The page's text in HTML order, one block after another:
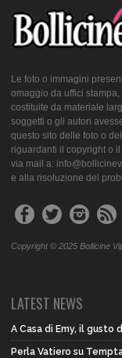
Le foto o immagini
omaggio da uffici
costituite da materiale
soggetti o gli autori
questo sito delle foto o
riguardanti il copyright o
via mail a:
e alla risoluzione del
Copyright © 2025 Bollicine
LATEST NEWS
A Casa di Emy, il gusto
Perla Vatiero su